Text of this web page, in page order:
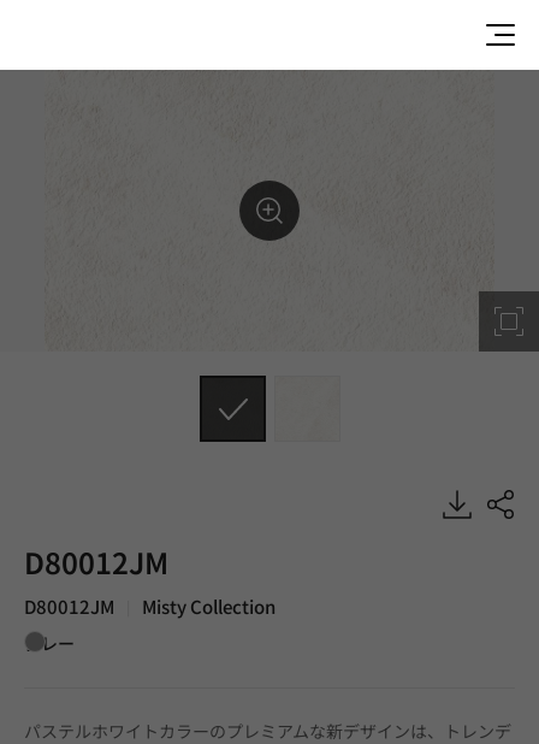
D80012JM
D80012JM Misty Collection
グレー
パステルホワイトカラーのプレミアムな新デザインは、トレンデ